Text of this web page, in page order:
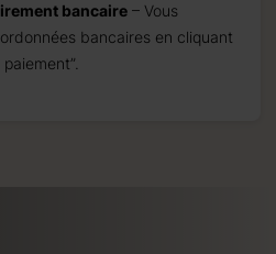
bancaire – Vous
bancaires en cliquant